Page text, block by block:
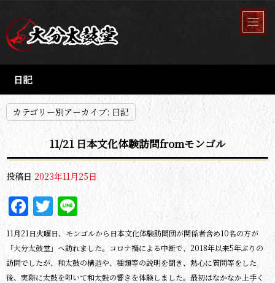
日記
カテゴリー別アーカイブ: 日記
11/21 日本文化体験訪問fromモンゴル
投稿日 2023年11月25日
Facebook
Twitter
Line
11月21日火曜日、モンゴルから日本文化体験訪問団が関係者含め10名の方が
「大分太鼓堂」へ訪れました。コロナ禍による中断で、2018年以来5年ぶりの
訪問でしたが、和太鼓の構造や、種類等の説明を聞き、熱心に質問等をした
後、実際に太鼓を叩いて和太鼓の響きを体験しました。最初はなかなか上手く